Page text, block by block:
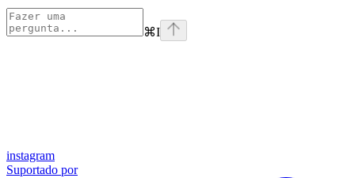
⌘I
instagram
Suportado por